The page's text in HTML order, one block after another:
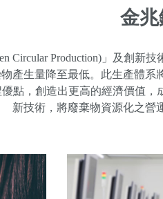
金兆
Circular Production)」及創
產生量降至最低。此生產體
點，創造出更高的經濟價值
新技術，將廢棄物資源化之營